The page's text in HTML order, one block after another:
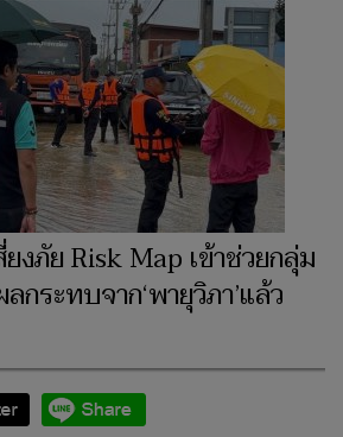
งภัย Risk Map เข้าช่วยกลุ่ม
กระทบจาก‘พายุวิภา’แล้ว